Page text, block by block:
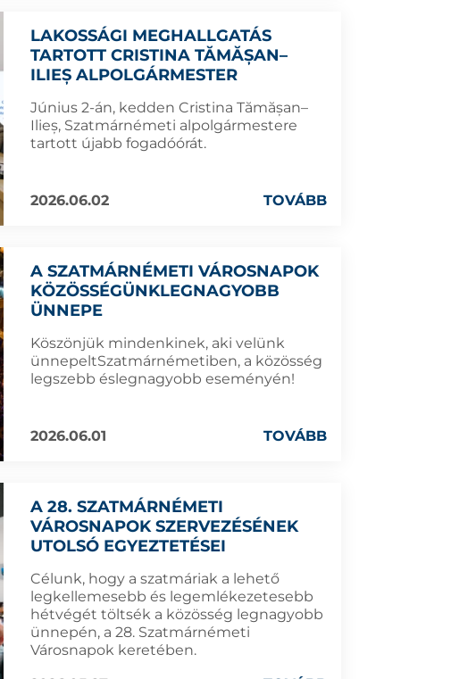
LAKOSSÁGI MEGHALLGATÁS
TARTOTT CRISTINA TĂMĂȘAN–
ILIEȘ ALPOLGÁRMESTER
Június 2-án, kedden Cristina Tămășan–
Ilieș, Szatmárnémeti alpolgármestere
tartott újabb fogadóórát.
2026.06.02 TOVÁBB
A SZATMÁRNÉMETI VÁROSNAPOK
KÖZÖSSÉGÜNKLEGNAGYOBB
ÜNNEPE
Köszönjük mindenkinek, aki velünk
ünnepeltSzatmárnémetiben, a közösség
legszebb éslegnagyobb eseményén!
2026.06.01 TOVÁBB
A 28. SZATMÁRNÉMETI
VÁROSNAPOK SZERVEZÉSÉNEK
UTOLSÓ EGYEZTETÉSEI
Célunk, hogy a szatmáriak a lehető
legkellemesebb és legemlékezetesebb
hétvégét töltsék a közösség legnagyobb
ünnepén, a 28. Szatmárnémeti
Városnapok keretében.